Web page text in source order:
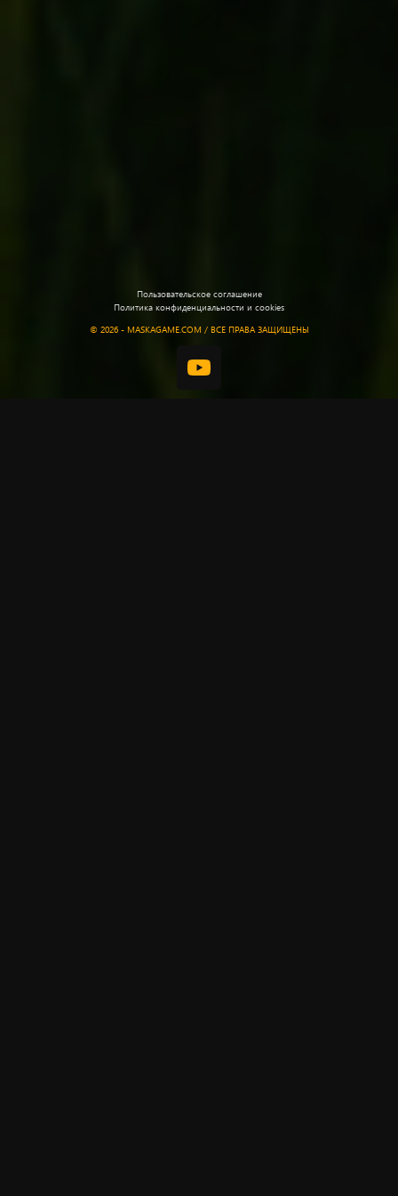
Пользовательское соглашение
Политика конфиденциальности и cookies
© 2026 - MASKAGAME.COM / ВСЕ ПРАВА ЗАЩИЩЕНЫ